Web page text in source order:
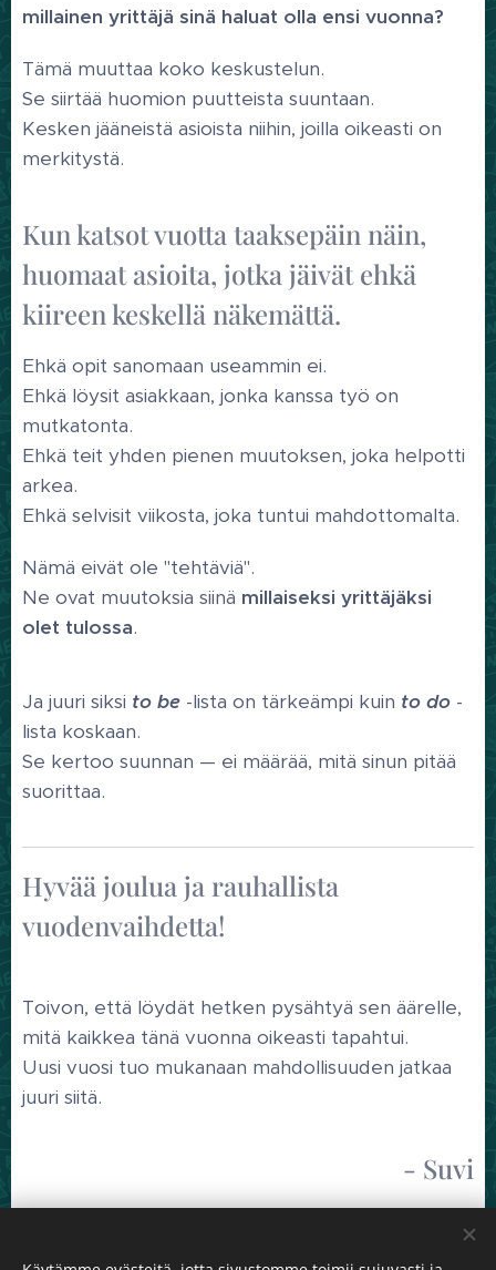
millainen yrittäjä sinä haluat olla ensi vuonna?
Tämä muuttaa koko keskustelun.
Se siirtää huomion puutteista suuntaan.
Kesken jääneistä asioista niihin, joilla oikeasti on
merkitystä.
Kun katsot vuotta taaksepäin näin,
huomaat asioita, jotka jäivät ehkä
kiireen keskellä näkemättä.
Ehkä opit sanomaan useammin ei.
Ehkä löysit asiakkaan, jonka kanssa työ on
mutkatonta.
Ehkä teit yhden pienen muutoksen, joka helpotti
arkea.
Ehkä selvisit viikosta, joka tuntui mahdottomalta.
Nämä eivät ole "tehtäviä".
Ne ovat muutoksia siinä millaiseksi yrittäjäksi
olet tulossa.
Ja juuri siksi to be -lista on tärkeämpi kuin to do -
lista koskaan.
Se kertoo suunnan — ei määrää, mitä sinun pitää
suorittaa.
Hyvää joulua ja rauhallista
vuodenvaihdetta!
Toivon, että löydät hetken pysähtyä sen äärelle,
mitä kaikkea tänä vuonna oikeasti tapahtui.
Uusi vuosi tuo mukanaan mahdollisuuden jatkaa
juuri siitä. 🌷
- Suvi